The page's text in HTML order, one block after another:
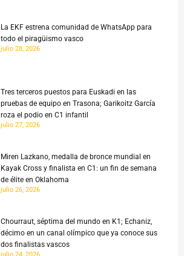
La EKF estrena comunidad de WhatsApp para
todo el piragüismo vasco
julio 28, 2026
Tres terceros puestos para Euskadi en las
pruebas de equipo en Trasona; Garikoitz García
roza el podio en C1 infantil
julio 27, 2026
Miren Lazkano, medalla de bronce mundial en
Kayak Cross y finalista en C1: un fin de semana
de élite en Oklahoma
julio 26, 2026
Chourraut, séptima del mundo en K1; Echaniz,
décimo en un canal olímpico que ya conoce sus
dos finalistas vascos